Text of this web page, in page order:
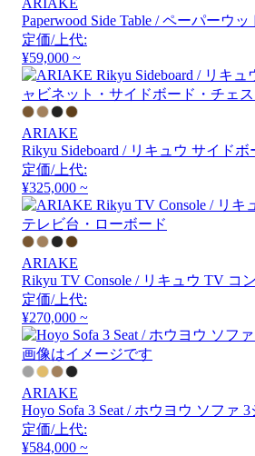
ARIAKE
Paperwood Side Table / ペーパーウ
定価/上代:
¥59,000 ~
ARIAKE
Rikyu Sideboard / リキュウ サイドボ
定価/上代:
¥325,000 ~
ARIAKE
Rikyu TV Console / リキュウ TV コ
定価/上代:
¥270,000 ~
画像はイメージです
ARIAKE
Hoyo Sofa 3 Seat / ホウヨウ ソファ 3
定価/上代:
¥584,000 ~